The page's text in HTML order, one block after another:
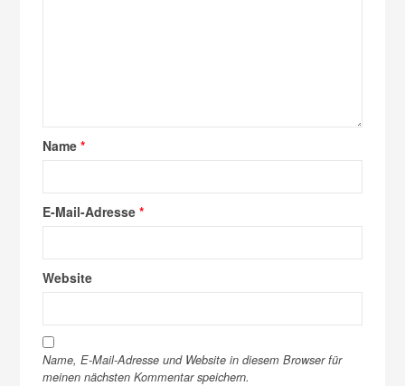
Name*
E-Mail-Adresse*
Website
Name, E-Mail-Adresse und Website in diesem Browser für
meinen nächsten Kommentar speichern.